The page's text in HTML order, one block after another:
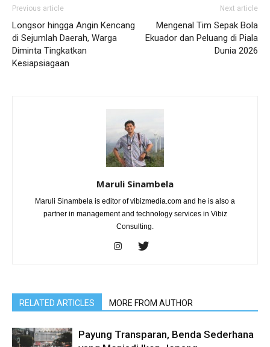
Previous article
Longsor hingga Angin Kencang
di Sejumlah Daerah, Warga
Diminta Tingkatkan
Kesiapsiagaan
Next article
Mengenal Tim Sepak Bola
Ekuador dan Peluang di Piala
Dunia 2026
Maruli Sinambela
Maruli Sinambela is editor of vibizmedia.com and he is also a
partner in management and technology services in Vibiz
Consulting.
RELATED ARTICLES MORE FROM AUTHOR
Payung Transparan, Benda Sederhana